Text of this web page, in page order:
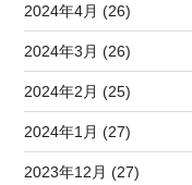
2024年4月 (26)
2024年3月 (26)
2024年2月 (25)
2024年1月 (27)
2023年12月 (27)